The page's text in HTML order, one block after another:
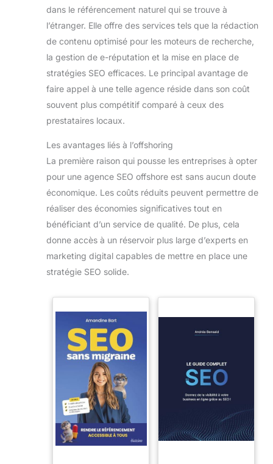
dans le référencement naturel qui se trouve à
l’étranger. Elle offre des services tels que la rédaction
de contenu optimisé pour les moteurs de recherche,
la gestion de e-réputation et la mise en place de
stratégies SEO efficaces. Le principal avantage de
faire appel à une telle agence réside dans son coût
souvent plus compétitif comparé à ceux des
prestataires locaux.
Les avantages liés à l’offshoring
La première raison qui pousse les entreprises à opter
pour une agence SEO offshore est sans aucun doute
économique. Les coûts réduits peuvent permettre de
réaliser des économies significatives tout en
bénéficiant d’un service de qualité. De plus, cela
donne accès à un réservoir plus large d’experts en
marketing digital capables de mettre en place une
stratégie SEO solide.